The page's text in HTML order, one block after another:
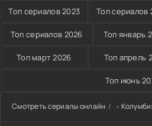
Топ сериалов 2023 Топ сериалов
Топ сериалов 2026 Топ январь
Топ март 2026 Топ апрель
Топ июнь
Смотреть сериалы онлайн »